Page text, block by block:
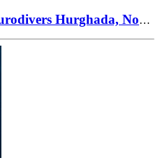
Sidemount Training @ Eurodivers Hurghada, November 2013